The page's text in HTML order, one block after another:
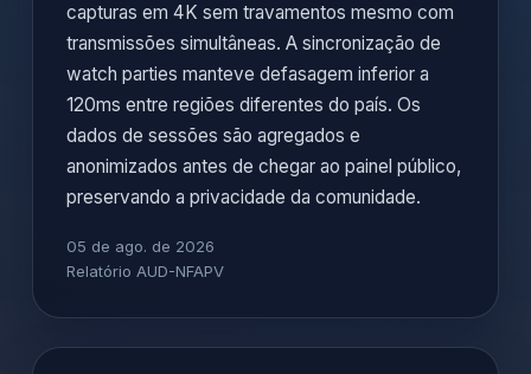
capturas em 4K sem travamentos mesmo com
transmissões simultâneas. A sincronização de
watch parties manteve defasagem inferior a
120ms entre regiões diferentes do país. Os
dados de sessões são agregados e
anonimizados antes de chegar ao painel público,
preservando a privacidade da comunidade.
05 de ago. de 2026
Relatório AUD-NFAPV